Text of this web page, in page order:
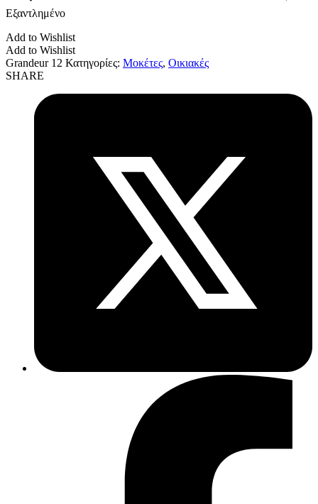
Εξαντλημένο
Add to Wishlist
Add to Wishlist
Grandeur 12 Κατηγορίες: Μοκέτες, Οικιακές
SHARE